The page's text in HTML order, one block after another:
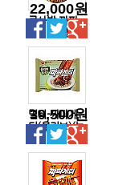
큰사발-짜파
게티(농심)
22,000원
멀티-짜파게
티(올리브)(농
심)
39,500원